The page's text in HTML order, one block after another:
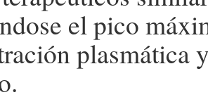
el pico
plasmática